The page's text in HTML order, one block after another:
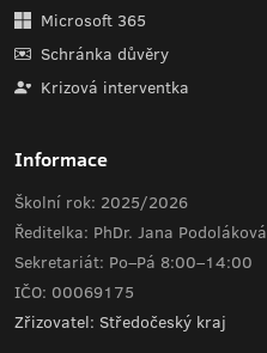
Microsoft 365
Schránka důvěry
Krizová interventka
Informace
Školní rok: 2025/2026
Ředitelka: PhDr. Jana Podoláková
Sekretariát: Po–Pá 8:00–14:00
IČO: 00069175
Zřizovatel: Středočeský kraj